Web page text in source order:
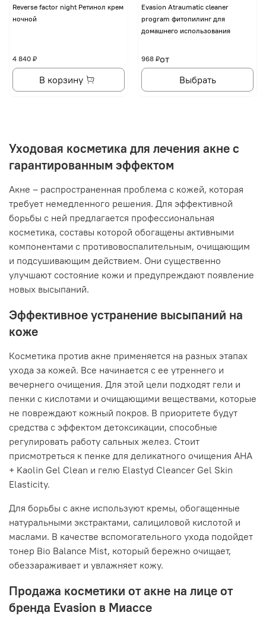
Reverse factor night Ретинол крем
ночной
4 840 ₽
В корзину
Evasion Atraumatic cleaner
program фитопилинг для
домашнего использования
от
968 ₽
Выбрать
Уходовая косметика для лечения акне с
гарантированным эффектом
Акне – распространенная проблема с кожей, которая
требует немедленного решения. Для эффективной
борьбы с ней предлагается профессиональная
косметика, составы которой обогащены активными
компонентами с противовоспалительным, очищающим
и подсушивающим действием. Они существенно
улучшают состояние кожи и предупреждают появление
новых высыпаний.
Эффективное устранение высыпаний на
коже
Косметика против акне применяется на разных этапах
ухода за кожей. Все начинается с ее утреннего и
вечернего очищения. Для этой цели подходят гели и
пенки с кислотами и очищающими веществами, которые
не повреждают кожный покров. В приоритете будут
средства с эффектом детоксикации, способные
регулировать работу сальных желез. Стоит
присмотреться к пенке для деликатного очищения AHA
+ Kaolin Gel Clean и гелю Elastyd Cleancer Gel Skin
Elasticity.
Для борьбы с акне используют кремы, обогащенные
натуральными экстрактами, салициловой кислотой и
маслами. В качестве вспомогательного ухода подойдет
тонер Bio Balance Mist, который бережно очищает,
обеззараживает и увлажняет кожу.
Продажа косметики от акне на лице от
бренда Evasion в Миассе